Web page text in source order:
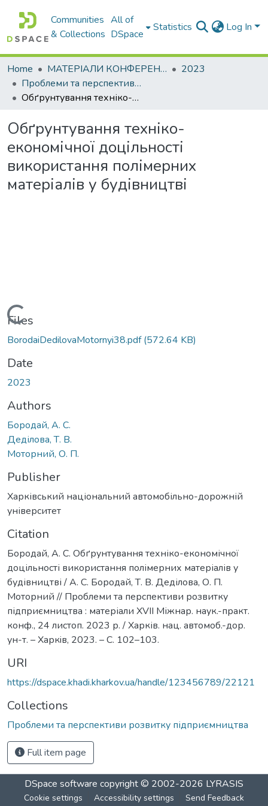
Communities
& Collections
All of
DSpace
Statistics Log In
Home МАТЕРІАЛИ КОНФЕРЕНЦІЙ
2023
Проблеми та перспективи розвитку підприємництва
Обґрунтування техніко-економічної доцільності використання полімерних матеріалів у будівництві
Обґрунтування техніко-
економічної доцільності
використання полімерних
матеріалів у будівництві
Loading...
Files
BorodaiDedilovaMotornyi38.pdf(572.64 KB)
Date
2023
Authors
Бородай, А. С.
Деділова, Т. В.
Моторний, О. П.
Publisher
Харківський національний автомобільно-дорожній
університет
Citation
Бородай, А. С. Обґрунтування техніко-економічної
доцільності використання полімерних матеріалів у
будівництві / А. С. Бородай, Т. В. Деділова, О. П.
Моторний // Проблеми та перспективи розвитку
підприємництва : матеріали ХVІI Міжнар. наук.-практ.
конф., 24 листоп. 2023 р. / Харків. нац. автомоб.-дор.
ун-т. – Харкiв, 2023. – С. 102–103.
URI
https://dspace.khadi.kharkov.ua/handle/123456789/22121
Collections
Проблеми та перспективи розвитку підприємництва
Full item page
DSpace software copyright © 2002-2026 LYRASIS
Cookie settings Accessibility settings Send Feedback